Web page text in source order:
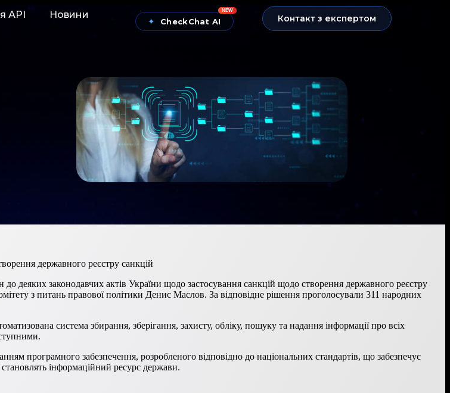
АРІ Новини
✦ CheckChat AI
NEW
Контакт з експертом
державного реєстру санкцій
до деяких законодавчих актів України щодо застосування санкцій щодо створення державного реєстру
з питань правової політики Денис Маслов. За відповідне рішення проголосували 311 народних
система збирання, зберігання, захисту, обліку, пошуку та надання інформації про всіх
програмного забезпечення, розробленого відповідно до національних стандартів, що забезпечує
інформаційний ресурс держави.